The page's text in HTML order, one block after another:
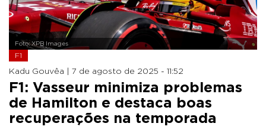
Foto: XPB Images
F1
Kadu Gouvêa | 7 de agosto de 2025 - 11:52
F1: Vasseur minimiza problemas
de Hamilton e destaca boas
recuperações na temporada